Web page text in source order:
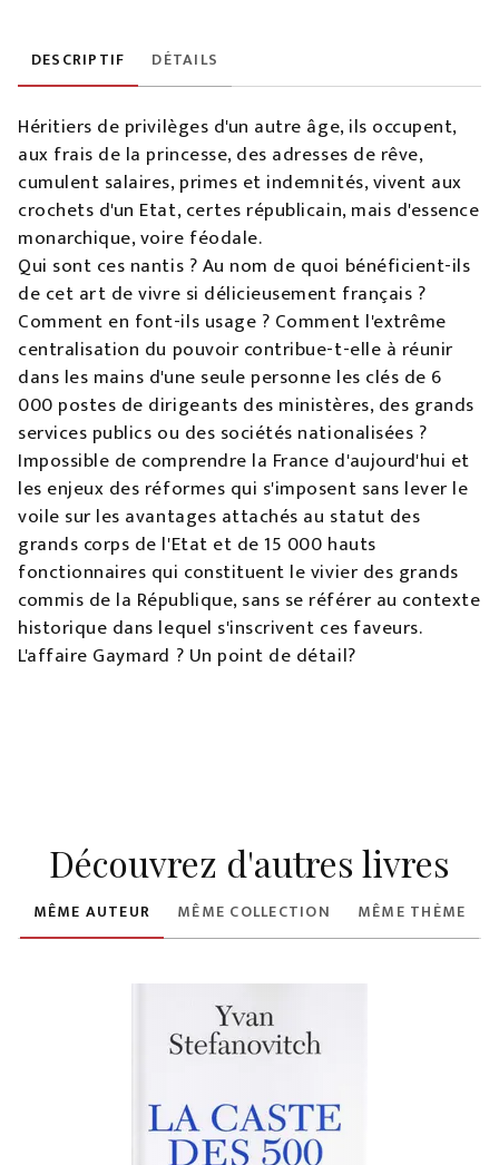
DESCRIPTIF DÉTAILS
Héritiers de privilèges d'un autre âge, ils occupent,
aux frais de la princesse, des adresses de rêve,
cumulent salaires, primes et indemnités, vivent aux
crochets d'un Etat, certes républicain, mais d'essence
monarchique, voire féodale.
Qui sont ces nantis ? Au nom de quoi bénéficient-ils
de cet art de vivre si délicieusement français ?
Comment en font-ils usage ? Comment l'extrême
centralisation du pouvoir contribue-t-elle à réunir
dans les mains d'une seule personne les clés de 6
000 postes de dirigeants des ministères, des grands
services publics ou des sociétés nationalisées ?
Impossible de comprendre la France d'aujourd'hui et
les enjeux des réformes qui s'imposent sans lever le
voile sur les avantages attachés au statut des
grands corps de l'Etat et de 15 000 hauts
fonctionnaires qui constituent le vivier des grands
commis de la République, sans se référer au contexte
historique dans lequel s'inscrivent ces faveurs.
L'affaire Gaymard ? Un point de détail?
Découvrez d'autres livres
MÊME AUTEUR MÊME COLLECTION MÊME THÈME